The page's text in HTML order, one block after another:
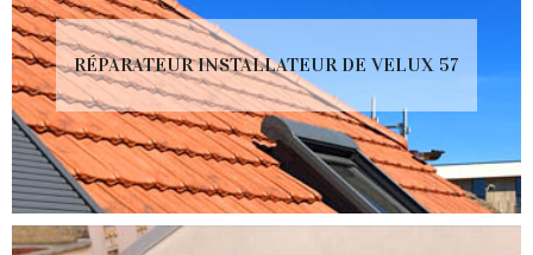
RÉPARATEUR INSTALLATEUR DE VELUX 57